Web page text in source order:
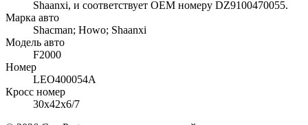
Shaanxi, и соответствует OEM номеру DZ9100470055.
Марка авто
Shacman; Howo; Shaanxi
Модель авто
F2000
Номер
LEO400054A
Кросс номер
30x42x6/7